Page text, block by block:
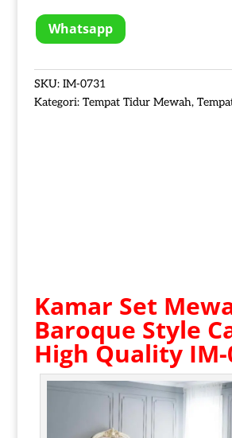
Whatsapp
SKU: IM-0731
Kategori: Tempat Tidur Mewah,
Kamar Set
Baroque Style
High Quality IM-